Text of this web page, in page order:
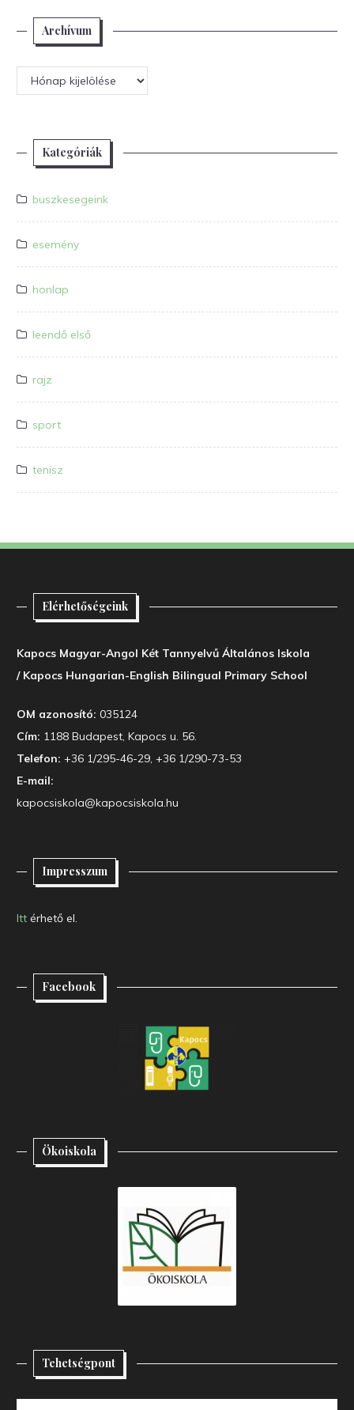
Archívum
Archívum
Kategóriák
buszkesegeink
esemény
honlap
leendő első
rajz
sport
tenisz
Elérhetőségeink
Kapocs Magyar-Angol Két Tannyelvű Általános Iskola
/ Kapocs Hungarian-English Bilingual Primary School
OM azonosító: 035124
Cím: 1188 Budapest, Kapocs u. 56.
Telefon: +36 1/295-46-29, +36 1/290-73-53
E-mail:
kapocsiskola@kapocsiskola.hu
Impresszum
Itt érhető el.
Facebook
Ökoiskola
Tehetségpont